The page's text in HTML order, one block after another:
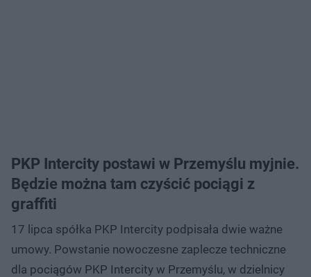
PKP Intercity postawi w Przemyślu myjnie.
Będzie można tam czyścić pociągi z
graffiti
17 lipca spółka PKP Intercity podpisała dwie ważne
umowy. Powstanie nowoczesne zaplecze techniczne
dla pociągów PKP Intercity w Przemyślu, w dzielnicy